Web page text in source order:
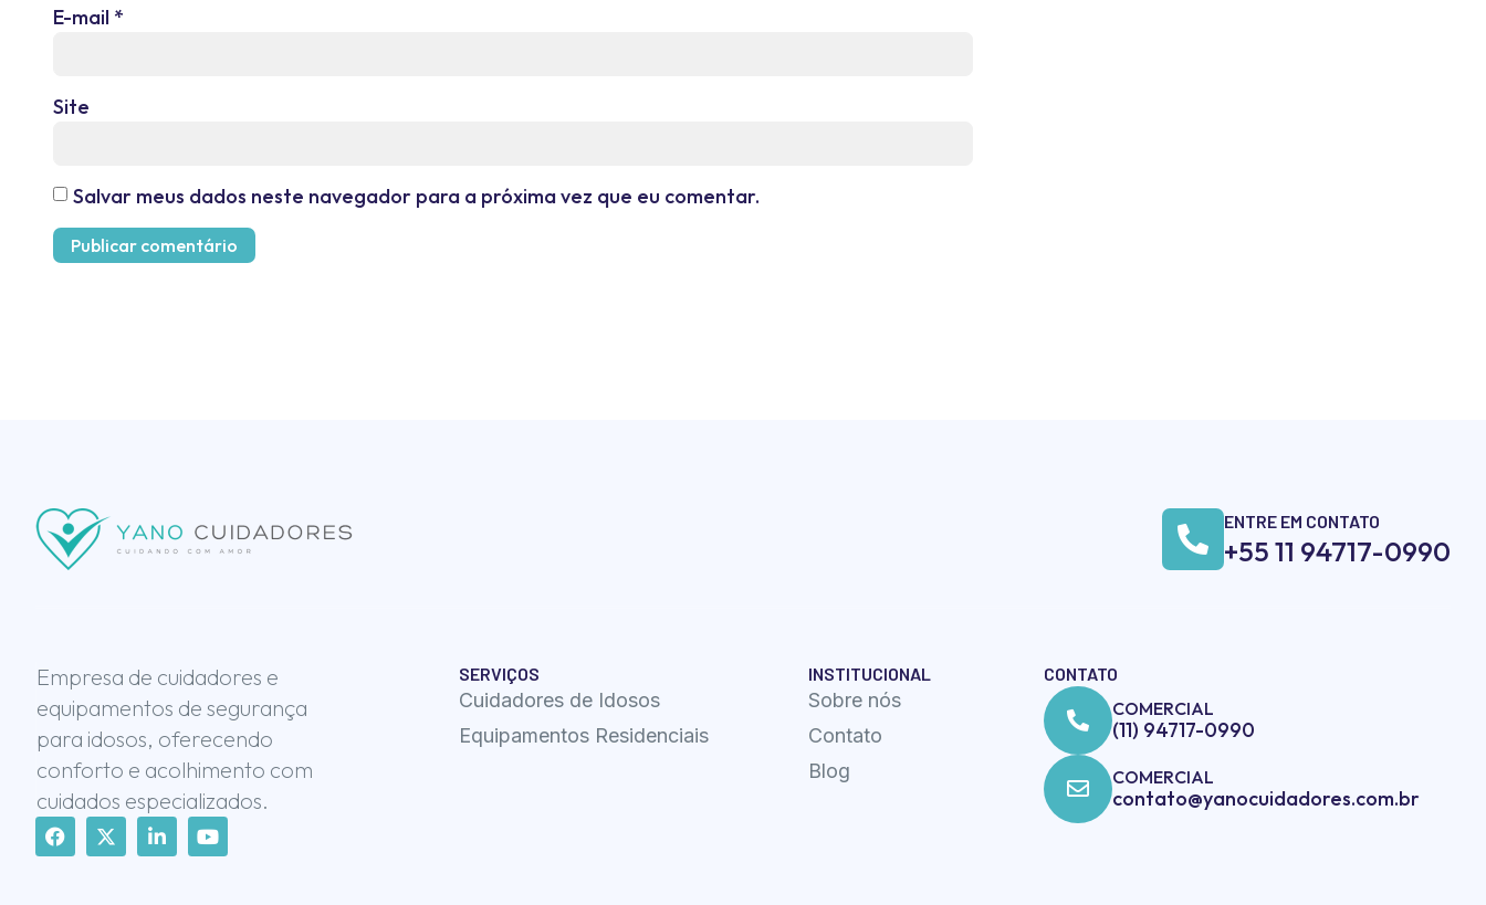
E-mail *
Site
Salvar meus dados neste navegador para a próxima vez que eu comentar.
ENTRE EM CONTATO
+55 11 94717-0990
Empresa de cuidadores e
equipamentos de segurança
para idosos, oferecendo
conforto e acolhimento com
cuidados especializados.
SERVIÇOS
Cuidadores de Idosos
Equipamentos Residenciais
INSTITUCIONAL
Sobre nós
Contato
Blog
CONTATO
COMERCIAL
(11) 94717-0990
COMERCIAL
contato@yanocuidadores.com.br